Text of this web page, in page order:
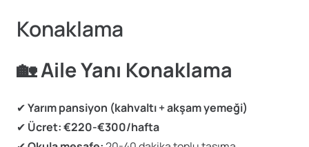
Konaklama
🏡Aile Yanı Konaklama
✔Yarım pansiyon (kahvaltı + akşam yemeği)
✔ Ücret:€220-€300/hafta